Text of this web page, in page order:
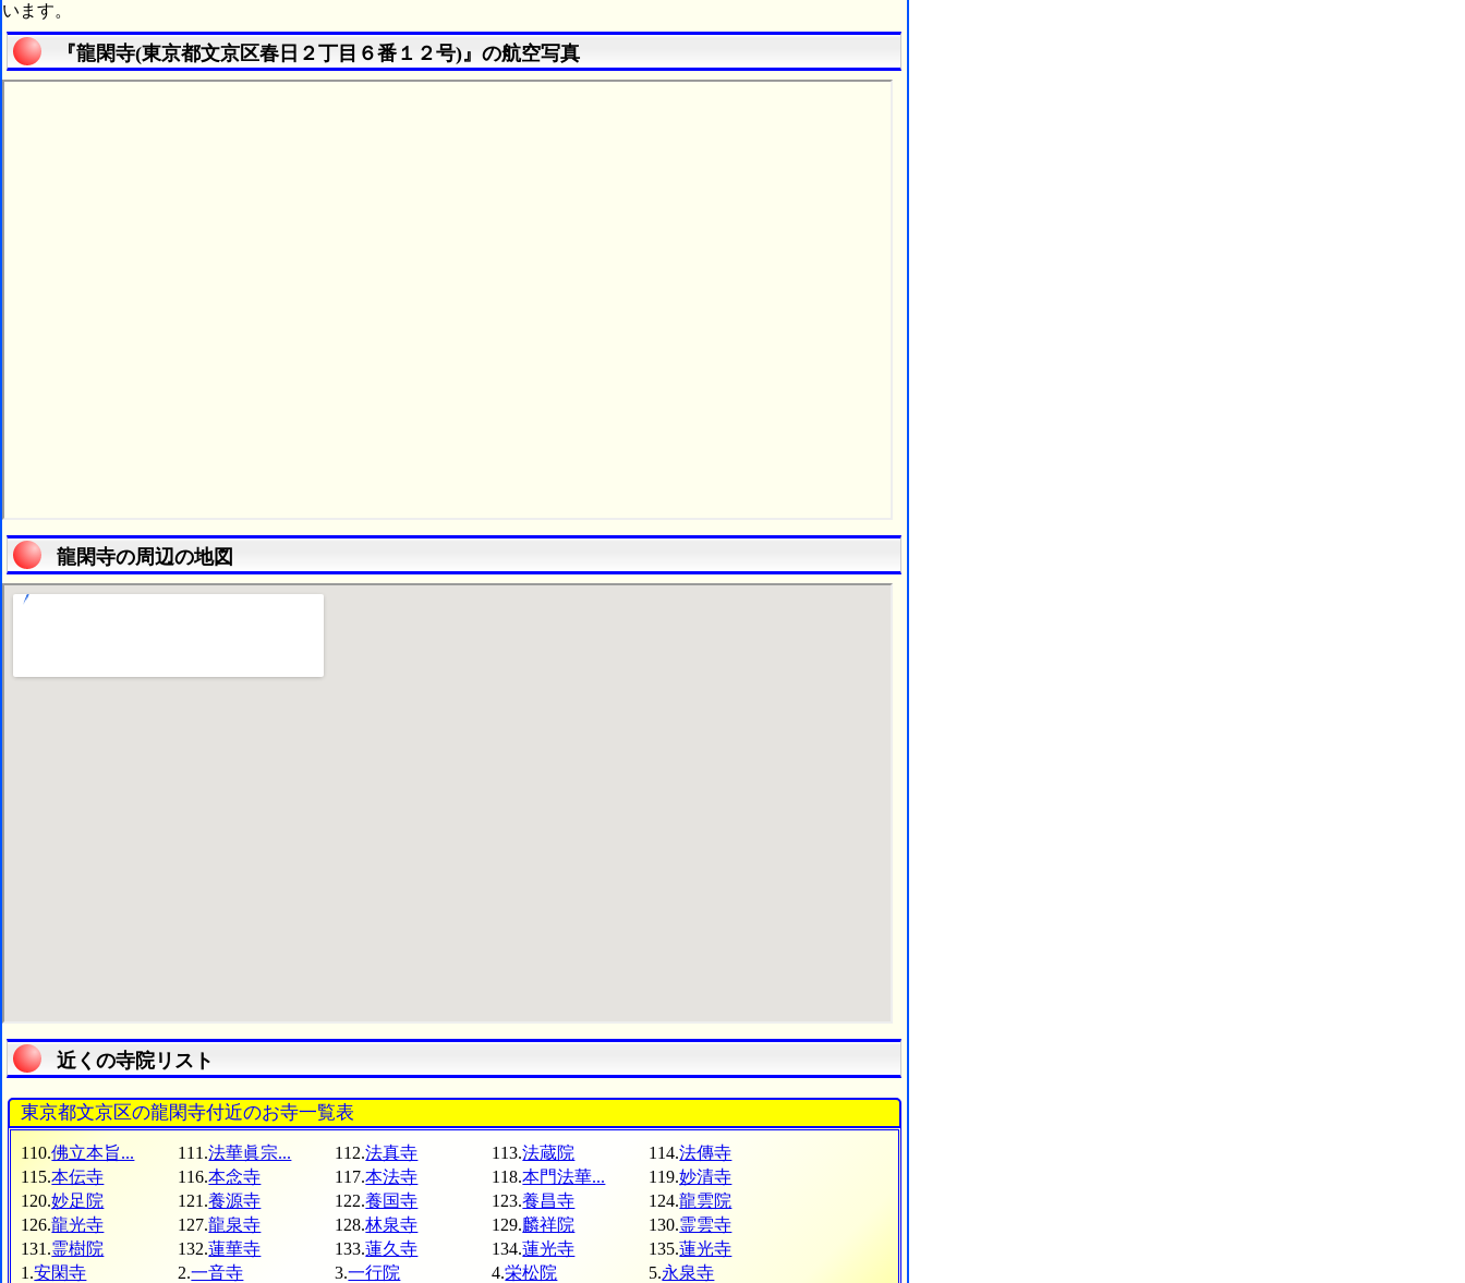
います。
『龍閑寺(東京都文京区春日２丁目６番１２号)』の航空写真
龍閑寺の周辺の地図
近くの寺院リスト
東京都文京区の龍閑寺付近のお寺一覧表
110.佛立本旨... 111.法華眞宗... 112.法真寺 113.法蔵院 114.法傳寺
115.本伝寺 116.本念寺 117.本法寺 118.本門法華... 119.妙清寺
120.妙足院 121.養源寺 122.養国寺 123.養昌寺 124.龍雲院
126.龍光寺 127.龍泉寺 128.林泉寺 129.麟祥院 130.霊雲寺
131.霊樹院 132.蓮華寺 133.蓮久寺 134.蓮光寺 135.蓮光寺
1.安閑寺 2.一音寺 3.一行院 4.栄松院 5.永泉寺